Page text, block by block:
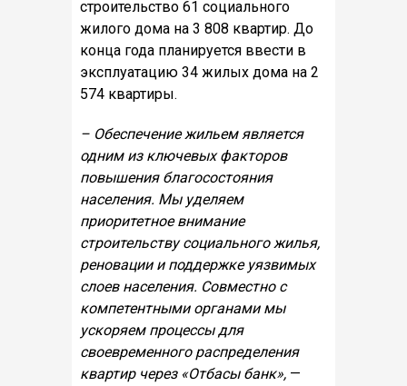
строительство 61 социального
жилого дома на 3 808 квартир. До
конца года планируется ввести в
эксплуатацию 34 жилых дома на 2
574 квартиры.
– Обеспечение жильем является
одним из ключевых факторов
повышения благосостояния
населения. Мы уделяем
приоритетное внимание
строительству социального жилья,
реновации и поддержке уязвимых
слоев населения. Совместно с
компетентными органами мы
ускоряем процессы для
своевременного распределения
квартир через «Отбасы банк», —